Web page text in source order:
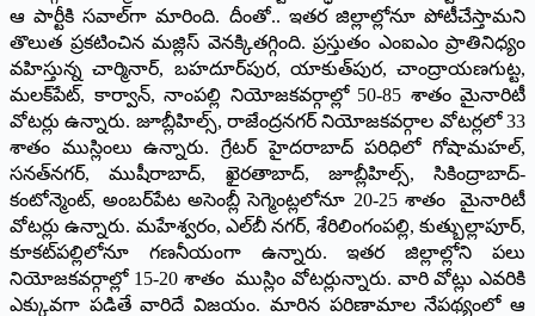
ఆ పార్టీకి సవాల్‌గా మారింది. దీంతో.. ఇతర జిల్లాల్లోనూ పోటీచేస్తామని
తొలుత ప్రకటించిన మజ్లిస్‌ వెనక్కితగ్గింది. ప్రస్తుతం ఎంఐఎం ప్రాతినిధ్యం
వహిస్తున్న చార్మినార్‌, బహదూర్‌పుర, యాకుత్‌పుర, చాంద్రాయణగుట్ట,
మలక్‌పేట్‌, కార్వాన్‌, నాంపల్లి నియోజకవర్గాల్లో 50-85 శాతం మైనారిటీ
వోటర్లు ఉన్నారు. జూబ్లీహిల్స్‌, రాజేంద్రనగర్‌ నియోజకవర్గాల వోటర్లలో 33
శాతం ముస్లింలు ఉన్నారు. గ్రేటర్‌ హైదరాబాద్‌ పరిధిలో గోషామహల్‌,
సనత్‌నగర్‌, ముషీరాబాద్‌, ఖైరతాబాద్‌, జూబ్లీహిల్స్‌, సికింద్రాబాద్‌-
కంటోన్మెంట్‌, అంబర్‌పేట అసెంబ్లీ సెగ్మెంట్లలోనూ 20-25 శాతం మైనారిటీ
వోటర్లు ఉన్నారు. మహేశ్వరం, ఎల్‌బీ నగర్‌, శేరిలింగంపల్లి, కుత్బుల్లాపూర్‌,
కూకట్‌పల్లిలోనూ గణనీయంగా ఉన్నారు. ఇతర జిల్లాల్లోని పలు
నియోజకవర్గాల్లో 15-20 శాతం ముస్లిం వోటర్లున్నారు. వారి వోట్లు ఎవరికి
ఎక్కువగా పడితే వారిదే విజయం. మారిన పరిణామాల నేపథ్యంలో ఆ